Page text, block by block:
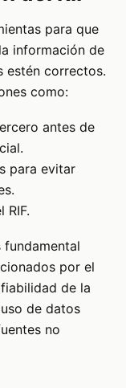
para que
información de
estén correctos.
como:
antes de
para evitar
RIF.
fundamental
por el
de la
de datos
no